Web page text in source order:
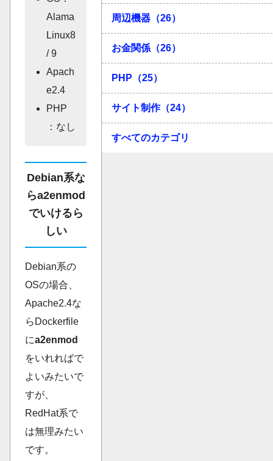
Alama
Linux8
/ 9
Apach
e2.4
PHP
：なし
Debian系な
らa2enmod
でいけるら
しい
Debian系の
OSの場合、
Apache2.4な
らDockerfile
にa2enmod
をいれればで
よいみたいで
すが、
RedHat系で
は無理みたい
です。
周辺機器（26）
お金関係（26）
PHP（25）
サイト制作（24）
すべてのカテゴリ